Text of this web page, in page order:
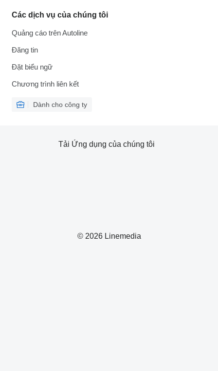
Các dịch vụ của chúng tôi
Quảng cáo trên Autoline
Đăng tin
Đặt biểu ngữ
Chương trình liên kết
Dành cho công ty
© 2026 Linemedia
Tải Ứng dụng của chúng tôi